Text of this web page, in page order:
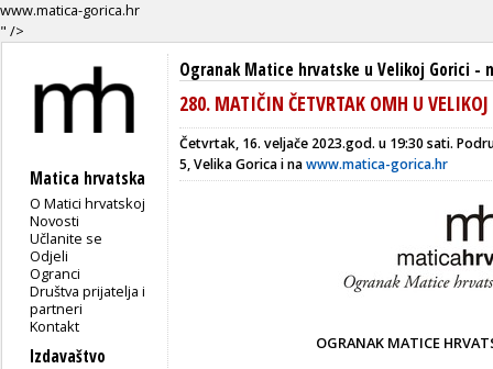
www.matica-gorica.hr
" />
Matica hrvatska
O Matici hrvatskoj
Novosti
Učlanite se
Odjeli
Ogranci
Društva prijatelja i
partneri
Kontakt
Izdavaštvo
Ogranak Matice hrvatske u Velikoj Gorici -
280. MATIČIN ČETVRTAK OMH U
Četvrtak, 16. veljače 2023.god. u 19:30 sati.
5, Velika Gorica i nawww.matica-gorica.hr
OGRANAK MATICE